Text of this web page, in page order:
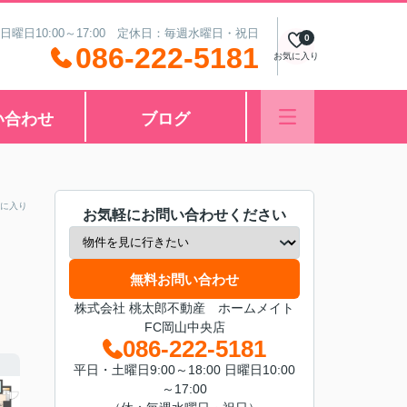
曜日10:00～17:00 定休日：毎週水曜日・祝日
086-222-5181 お気に入り
0
合わせ ブログ
入り
お気軽にお問い合わせください
無料お問い合わせ
株式会社 桃太郎不動産 ホームメイト
FC岡山中央店
086-222-5181
平日・土曜日9:00～18:00 日曜日10:00
～17:00